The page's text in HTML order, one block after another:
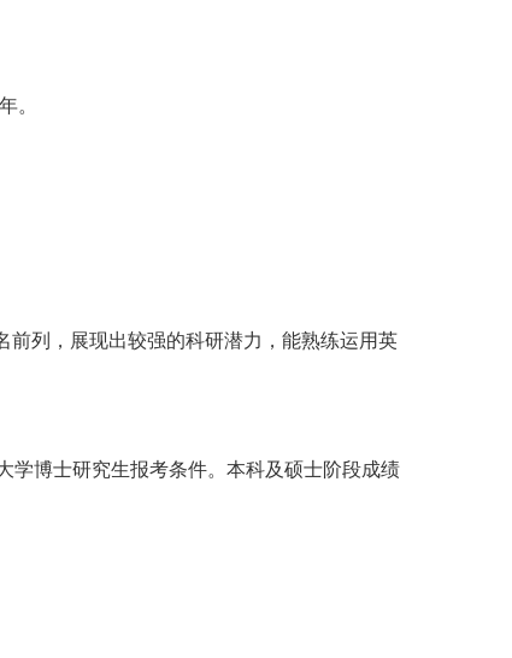
。
列，展现出较强的科研潜力，能熟练运用英
博士研究生报考条件。本科及硕士阶段成绩